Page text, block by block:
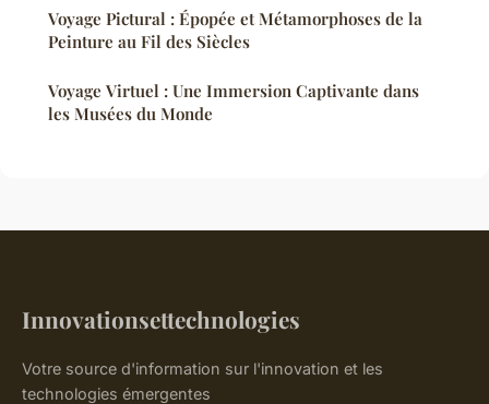
Voyage Pictural : Épopée et Métamorphoses de la
Peinture au Fil des Siècles
Voyage Virtuel : Une Immersion Captivante dans
les Musées du Monde
Innovationsettechnologies
Votre source d'information sur l'innovation et les
technologies émergentes